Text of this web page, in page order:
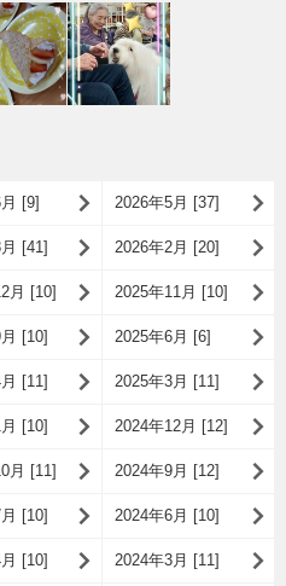
[9] 2026年5月 [37]
[41] 2026年2月 [20]
月 [10] 2025年11月 [10]
[10] 2025年6月 [6]
[11] 2025年3月 [11]
[10] 2024年12月 [12]
月 [11] 2024年9月 [12]
[10] 2024年6月 [10]
[10] 2024年3月 [11]